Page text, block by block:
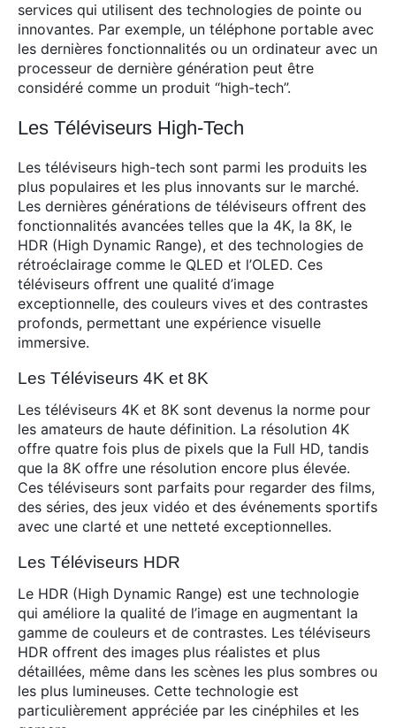
services qui utilisent des technologies de pointe ou
innovantes. Par exemple, un téléphone portable avec
les dernières fonctionnalités ou un ordinateur avec un
processeur de dernière génération peut être
considéré comme un produit “high-tech”.
Les Téléviseurs High-Tech
Les téléviseurs high-tech sont parmi les produits les
plus populaires et les plus innovants sur le marché.
Les dernières générations de téléviseurs offrent des
fonctionnalités avancées telles que la 4K, la 8K, le
HDR (High Dynamic Range), et des technologies de
rétroéclairage comme le QLED et l’OLED. Ces
téléviseurs offrent une qualité d’image
exceptionnelle, des couleurs vives et des contrastes
profonds, permettant une expérience visuelle
immersive.
Les Téléviseurs 4K et 8K
Les téléviseurs 4K et 8K sont devenus la norme pour
les amateurs de haute définition. La résolution 4K
offre quatre fois plus de pixels que la Full HD, tandis
que la 8K offre une résolution encore plus élevée.
Ces téléviseurs sont parfaits pour regarder des films,
des séries, des jeux vidéo et des événements sportifs
avec une clarté et une netteté exceptionnelles.
Les Téléviseurs HDR
Le HDR (High Dynamic Range) est une technologie
qui améliore la qualité de l’image en augmentant la
gamme de couleurs et de contrastes. Les téléviseurs
HDR offrent des images plus réalistes et plus
détaillées, même dans les scènes les plus sombres ou
les plus lumineuses. Cette technologie est
particulièrement appréciée par les cinéphiles et les